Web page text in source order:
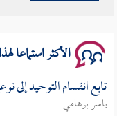
الأكثر استماعا
تابع انقسام التوحيد إلى
ياسر برهامي